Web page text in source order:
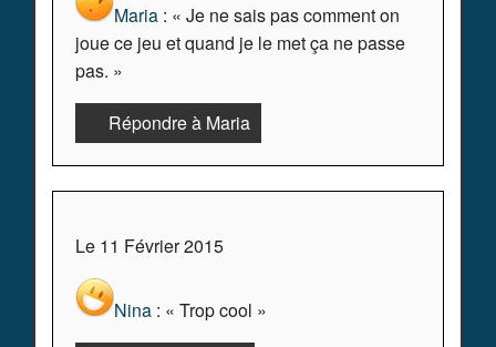
Maria : « Je ne sais pas comment on
joue ce jeu et quand je le met ça ne passe
pas. »
Répondre à Maria
Le 11 Février 2015
Nina : « Trop cool »